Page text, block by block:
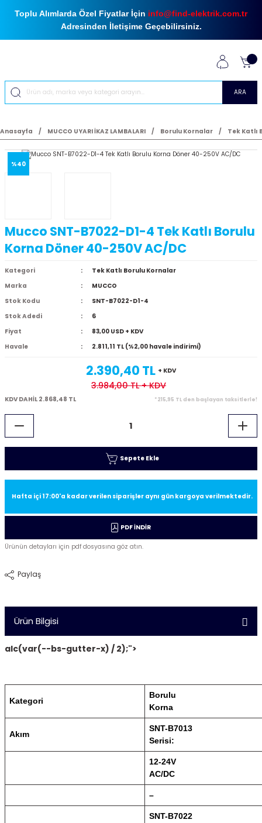
Toplu Alımlarda Özel Fiyatlar İçin info@find-elektrik.com.tr
Adresinden İletişime Geçebilirsiniz.
ARA
Anasayfa MUCCO UYARI İKAZ LAMBALARI Borulu Kornalar Tek Katlı
%40
Mucco SNT-B7022-D1-4 Tek Katlı Borulu
Korna Döner 40-250V AC/DC
Kategori
Tek Katlı Borulu Kornalar
Marka
MUCCO
Stok Kodu
SNT-B7022-D1-4
Stok Adedi
6
Fiyat
83,00 USD + KDV
Havale
2.811,11 TL (%2,00 havale indirimi)
2.390,40 TL + KDV
3.984,00 TL+ KDV
KDV DAHİL 2.868,48 TL *215,95 TL den başlayan taksitlerle!
Sepete Ekle
Hafta içi 17:00'a kadar verilen siparişler aynı gün kargoya verilmektedir.
PDF İNDİR
Ürünün detayları için pdf dosyasına göz atın.
Paylaş
Ürün Bilgisi
alc(var(--bs-gutter-x) / 2);">
Kategori
Borulu
Korna
Akım
SNT-B7013
Serisi:
12-24V
AC/DC
–
SNT-B7022